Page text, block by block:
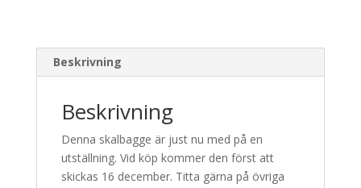
Beskrivning
Beskrivning
Denna skalbagge är just nu med på en
utställning. Vid köp kommer den först att
skickas 16 december. Titta gärna på övriga